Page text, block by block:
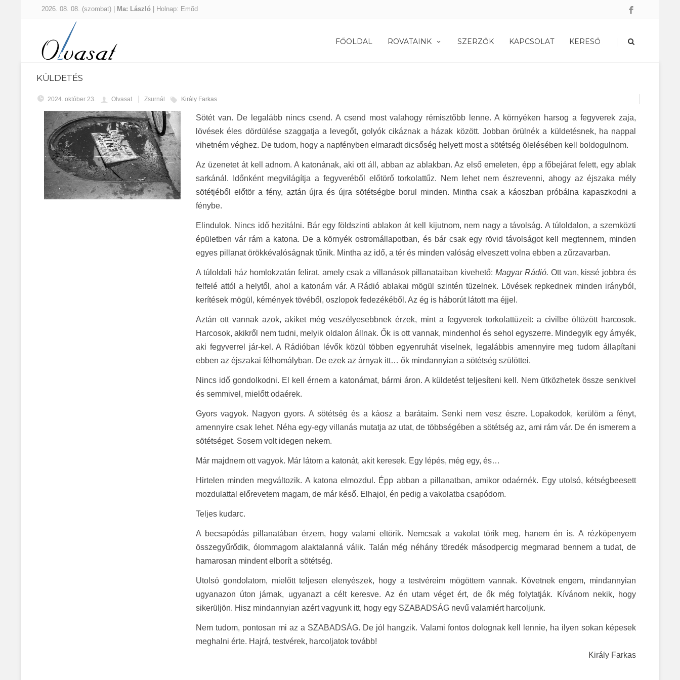
2026. 08. 08. (szombat) | Ma: László | Holnap: Emõd
FŐOLDAL ROVATAINK SZERZŐK KAPCSOLAT KERESŐ |
KÜLDETÉS
2024. október 23. Olvasat Zsurnál Király Farkas
Sötét van. De legalább nincs csend. A csend most valahogy rémisztőbb lenne. A környéken harsog a fegyverek zaja,
lövések éles dördülése szaggatja a levegőt, golyók cikáznak a házak között. Jobban örülnék a küldetésnek, ha nappal
vihetném véghez. De tudom, hogy a napfényben elmaradt dicsőség helyett most a sötétség ölelésében kell boldogulnom.
Az üzenetet át kell adnom. A katonának, aki ott áll, abban az ablakban. Az első emeleten, épp a főbejárat felett, egy ablak
sarkánál. Időnként megvilágítja a fegyveréből előtörő torkolattűz. Nem lehet nem észrevenni, ahogy az éjszaka mély
sötétjéből előtör a fény, aztán újra és újra sötétségbe borul minden. Mintha csak a káoszban próbálna kapaszkodni a
fénybe.
Elindulok. Nincs idő hezitálni. Bár egy földszinti ablakon át kell kijutnom, nem nagy a távolság. A túloldalon, a szemközti
épületben vár rám a katona. De a környék ostromállapotban, és bár csak egy rövid távolságot kell megtennem, minden
egyes pillanat örökkévalóságnak tűnik. Mintha az idő, a tér és minden valóság elveszett volna ebben a zűrzavarban.
A túloldali ház homlokzatán felirat, amely csak a villanások pillanataiban kivehető:Magyar Rádió. Ott van, kissé jobbra és
felfelé attól a helytől, ahol a katonám vár. A Rádió ablakai mögül szintén tüzelnek. Lövések repkednek minden irányból,
kerítések mögül, kémények tövéből, oszlopok fedezékéből. Az ég is háborút látott ma éjjel.
Aztán ott vannak azok, akiket még veszélyesebbnek érzek, mint a fegyverek torkolattüzeit: a civilbe öltözött harcosok.
Harcosok, akikről nem tudni, melyik oldalon állnak. Ők is ott vannak, mindenhol és sehol egyszerre. Mindegyik egy árnyék,
aki fegyverrel jár-kel. A Rádióban lévők közül többen egyenruhát viselnek, legalábbis amennyire meg tudom állapítani
ebben az éjszakai félhomályban. De ezek az árnyak itt… ők mindannyian a sötétség szülöttei.
Nincs idő gondolkodni. El kell érnem a katonámat, bármi áron. A küldetést teljesíteni kell. Nem ütközhetek össze senkivel
és semmivel, mielőtt odaérek.
Gyors vagyok. Nagyon gyors. A sötétség és a káosz a barátaim. Senki nem vesz észre. Lopakodok, kerülöm a fényt,
amennyire csak lehet. Néha egy-egy villanás mutatja az utat, de többségében a sötétség az, ami rám vár. De én ismerem a
sötétséget. Sosem volt idegen nekem.
Már majdnem ott vagyok. Már látom a katonát, akit keresek. Egy lépés, még egy, és…
Hirtelen minden megváltozik. A katona elmozdul. Épp abban a pillanatban, amikor odaérnék. Egy utolsó, kétségbeesett
mozdulattal előrevetem magam, de már késő. Elhajol, én pedig a vakolatba csapódom.
Teljes kudarc.
A becsapódás pillanatában érzem, hogy valami eltörik. Nemcsak a vakolat törik meg, hanem én is. A rézköpenyem
összegyűrődik, ólommagom alaktalanná válik. Talán még néhány töredék másodpercig megmarad bennem a tudat, de
hamarosan mindent elborít a sötétség.
Utolsó gondolatom, mielőtt teljesen elenyészek, hogy a testvéreim mögöttem vannak. Követnek engem, mindannyian
ugyanazon úton járnak, ugyanazt a célt keresve. Az én utam véget ért, de ők még folytatják. Kívánom nekik, hogy
sikerüljön. Hisz mindannyian azért vagyunk itt, hogy egy SZABADSÁG nevű valamiért harcoljunk.
Nem tudom, pontosan mi az a SZABADSÁG. De jól hangzik. Valami fontos dolognak kell lennie, ha ilyen sokan képesek
meghalni érte. Hajrá, testvérek, harcoljatok tovább!
Király Farkas